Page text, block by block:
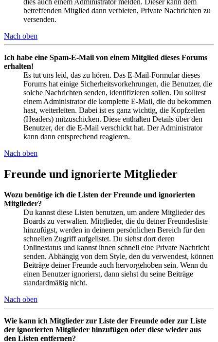
dies auch einem Administrator melden. Dieser kann dem
betreffenden Mitglied dann verbieten, Private Nachrichten zu
versenden.
Nach oben
Ich habe eine Spam-E-Mail von einem Mitglied dieses Forums
erhalten!
Es tut uns leid, das zu hören. Das E-Mail-Formular dieses
Forums hat einige Sicherheitsvorkehrungen, die Benutzer, die
solche Nachrichten senden, identifizieren sollen. Du solltest
einem Administrator die komplette E-Mail, die du bekommen
hast, weiterleiten. Dabei ist es ganz wichtig, die Kopfzeilen
(Headers) mitzuschicken. Diese enthalten Details über den
Benutzer, der die E-Mail verschickt hat. Der Administrator
kann dann entsprechend reagieren.
Nach oben
Freunde und ignorierte Mitglieder
Wozu benötige ich die Listen der Freunde und ignorierten
Mitglieder?
Du kannst diese Listen benutzen, um andere Mitglieder des
Boards zu verwalten. Mitglieder, die du deiner Freundesliste
hinzufügst, werden in deinem persönlichen Bereich für den
schnellen Zugriff aufgelistet. Du siehst dort deren
Onlinestatus und kannst ihnen schnell eine Private Nachricht
senden. Abhängig von dem Style, den du verwendest, können
Beiträge deiner Freunde auch hervorgehoben sein. Wenn du
einen Benutzer ignorierst, dann siehst du seine Beiträge
standardmäßig nicht.
Nach oben
Wie kann ich Mitglieder zur Liste der Freunde oder zur Liste
der ignorierten Mitglieder hinzufügen oder diese wieder aus
den Listen entfernen?